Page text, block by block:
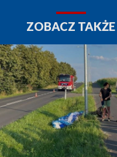
ZOBACZ TAKŻE